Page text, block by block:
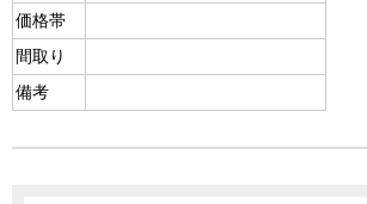
価格帯
間取り
備考